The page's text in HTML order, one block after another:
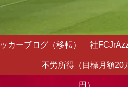
カーブログ（移転） 社
不労所得（目標月額20
円）